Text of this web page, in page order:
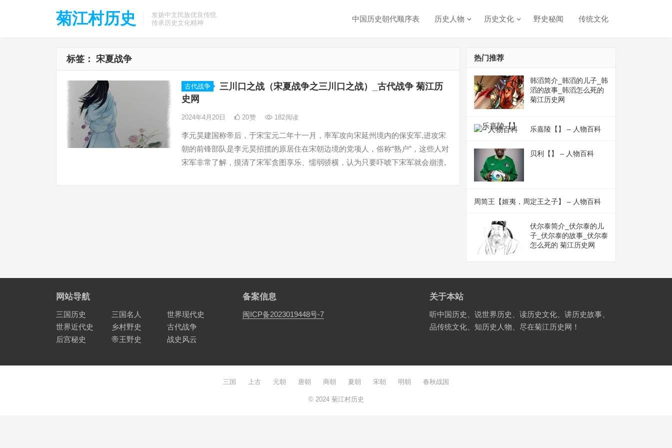
菊江村历史
发扬中文民族优良传统
传承历史文化精神
中国历史朝代顺序表 历史人物 历史文化 野史秘闻 传统文化
标签： 宋夏战争
古代战争
三川口之战（宋夏战争之三川口之战）_古代战争 菊江历
史网
2024年4月20日 20赞 182阅读
李元昊建国称帝后，于宋宝元二年十一月，率军攻向宋延州境内的保安军,进攻宋
朝的前锋部队是李元昊招揽的原居住在宋朝边境的党项人，俗称“熟户”，这些人对
宋军非常了解，摸清了宋军贪图享乐、懦弱骄横，认为只要吓唬下宋军就会崩溃,
热门推荐
韩滔简介_韩滔的儿子_韩
滔的故事_韩滔怎么死的
菊江历史网
乐嘉陵【】 – 人物百科
贝利【】 – 人物百科
周简王【姬夷，周定王之子】 – 人物百科
伏尔泰简介_伏尔泰的儿
子_伏尔泰的故事_伏尔泰
怎么死的 菊江历史网
网站导航
三国历史 三国名人
世界现代史
世界近代史
乡村野史
古代战争
后宫秘史
帝王野史 战史风云
备案信息
闽ICP备2023019448号-7
关于本站
听中国历史、说世界历史、读历史文化、讲历史故事、
品传统文化、知历史人物、尽在菊江历史网！
三国 上古 元朝 唐朝 商朝 夏朝 宋朝 明朝 春秋战国
© 2024 菊江村历史